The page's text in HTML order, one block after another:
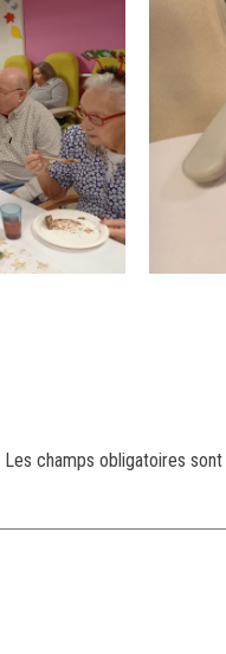
Les champs obligatoires